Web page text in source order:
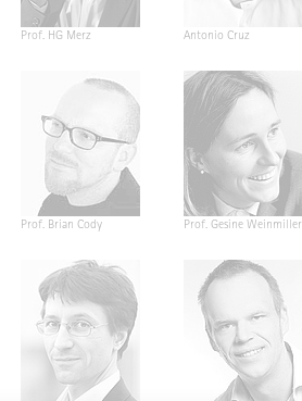
Prof. HG Merz Antonio Cruz
Prof. Brian Cody Prof. Gesine Weinmiller